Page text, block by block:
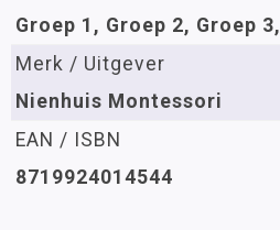
Groep 1, Groep 2, Groep
Merk / Uitgever
Nienhuis Montessori
EAN / ISBN
8719924014544